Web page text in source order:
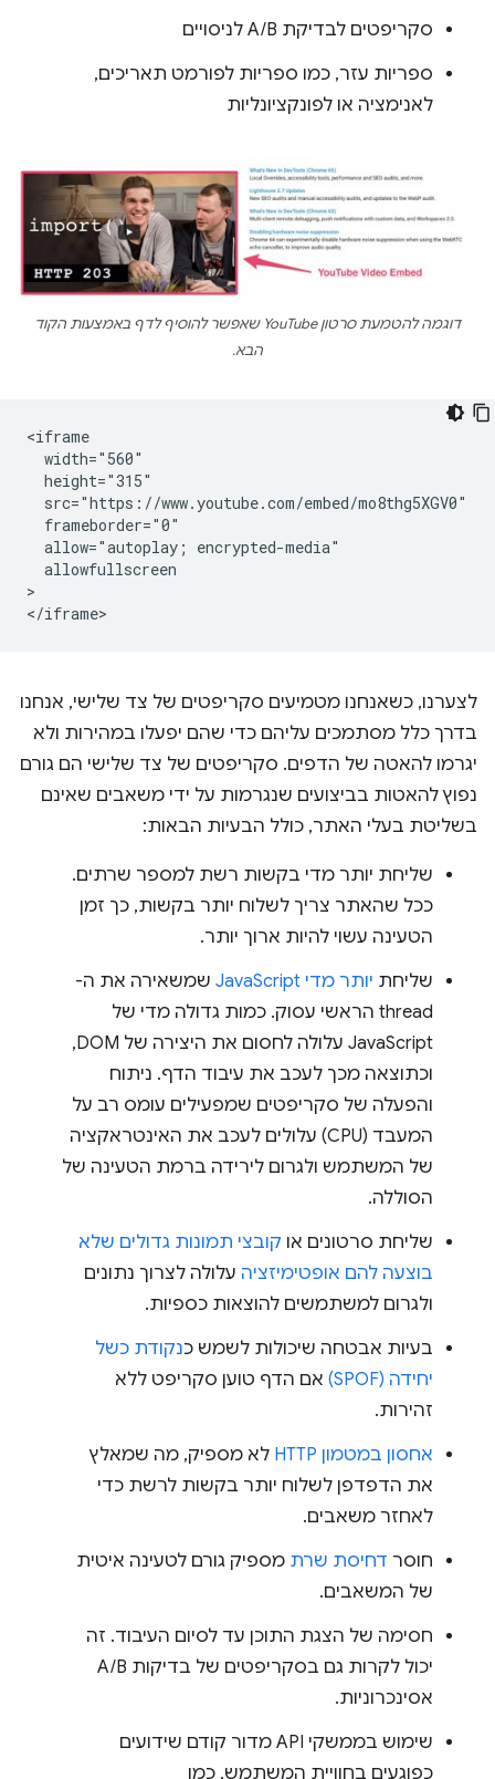
סקריפטים לבדיקת A/B לניסויים
ספריות עזר, כמו ספריות לפורמט תאריכים,
לאנימציה או לפונקציונליות
דוגמה להטמעת סרטון YouTube שאפשר להוסיף לדף באמצעות הקוד
הבא.
<iframe
  width="560"
  height="315"
  src="https://www.youtube.com/embed/mo8thg5XGV0"
  frameborder="0"
  allow="autoplay; encrypted-media"
  allowfullscreen
>
לצערנו, כשאנחנו מטמיעים סקריפטים של צד שלישי, אנחנו
בדרך כלל מסתמכים עליהם כדי שהם יפעלו במהירות ולא
יגרמו להאטה של הדפים. סקריפטים של צד שלישי הם גורם
נפוץ להאטות בביצועים שנגרמות על ידי משאבים שאינם
בשליטת בעלי האתר, כולל הבעיות הבאות:
שליחת יותר מדי בקשות רשת למספר שרתים.
ככל שהאתר צריך לשלוח יותר בקשות, כך זמן
הטעינה עשוי להיות ארוך יותר.
שליחת יותר מדי JavaScript
שמשאירה את ה-
thread הראשי עסוק. כמות גדולה מדי של
JavaScript עלולה לחסום את היצירה של DOM,
וכתוצאה מכך לעכב את עיבוד הדף. ניתוח
והפעלה של סקריפטים שמפעילים עומס רב על
המעבד (CPU) עלולים לעכב את האינטראקציה
של המשתמש ולגרום לירידה ברמת הטעינה של
הסוללה.
שליחת סרטונים או קובצי תמונות גדולים שלא
בוצעה להם אופטימיזציה עלולה לצרוך נתונים
ולגרום למשתמשים להוצאות כספיות.
בעיות אבטחה שיכולות לשמש כנקודת כשל
יחידה (SPOF)
אם הדף טוען סקריפט ללא
זהירות.
אחסון במטמון HTTP
לא מספיק, מה שמאלץ
את הדפדפן לשלוח יותר בקשות לרשת כדי
לאחזר משאבים.
חוסר דחיסת שרת מספיק גורם לטעינה איטית
של המשאבים.
חסימה של הצגת התוכן עד לסיום העיבוד. זה
יכול לקרות גם בסקריפטים של בדיקות A/B
אסינכרוניות.
שימוש בממשקי API מדור קודם שידועים
כפוגעים בחוויית המשתמש, כמו